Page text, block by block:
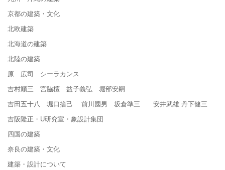
京都の建築・文化
北欧建築
北海道の建築
北陸の建築
原 広司 シーラカンス
吉村順三 宮脇檀 益子義弘 堀部安嗣
吉田五十八 堀口捨己 前川國男 坂倉準三 安井武雄 丹下健三
吉阪隆正・U研究室・象設計集団
四国の建築
奈良の建築・文化
建築・設計について